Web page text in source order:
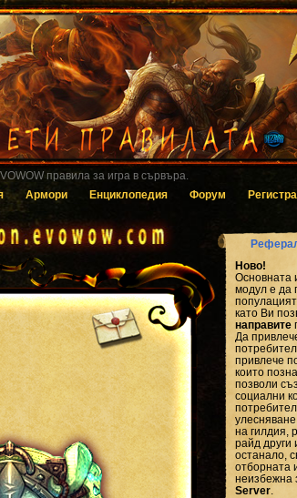
за EVOWOW чрез системата за гласуване.
Армори Енциклопедия Форум
Ново!
Основната
модул е да
като Ви
направите
Да
привлече
които
позволи
социални
на гилдия,
райд други
останало,
отборната
неизбежна
Server.